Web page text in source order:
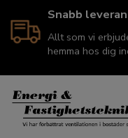
Snabb
Allt som vi
hemma hos dig